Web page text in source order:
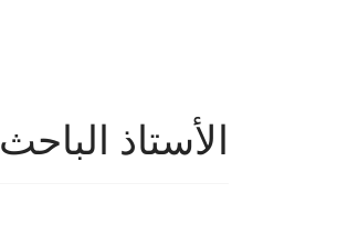
الأستاذ الباحث